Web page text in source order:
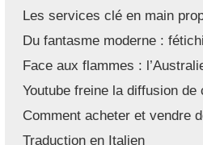
Les services clé en main
Du fantasme moderne :
Face aux flammes :
Youtube freine la diffusion de
Comment acheter et vendre
Traduction en Italien